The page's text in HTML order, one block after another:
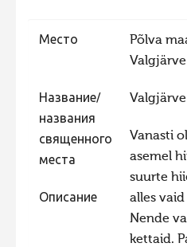
Фотоконкурс 2016
Фотоконкурс 2015
Фотоконкурс 2014
Фотоконкурс 2013
Фотоконкурс 2012
Фотоконкурс 2011
Фотоконкурс 2009
Место
Põlva
Название/
названия
священного
места
Описание
Vanasti
asemel
suurte
alles
Nende
kettaid.